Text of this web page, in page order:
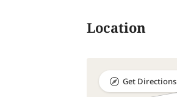
Location
Get Directions